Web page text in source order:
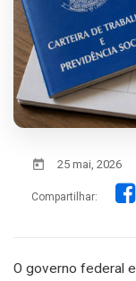
25 mai, 2026
Compartilhar:
O governo federal